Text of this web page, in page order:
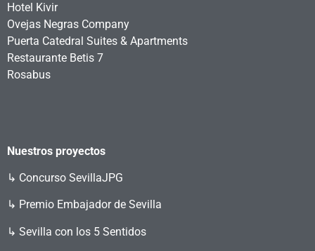
Hotel Kivir
Ovejas Negras Company
Puerta Catedral Suites & Apartments
Restaurante Betis 7
Rosabus
Nuestros proyectos
↳ Concurso SevillaJPG
↳ Premio Embajador de Sevilla
↳ Sevilla con los 5 Sentidos